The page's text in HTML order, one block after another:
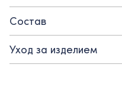
Детали:
- застежка - декоративные
Состав
Уход за изделием